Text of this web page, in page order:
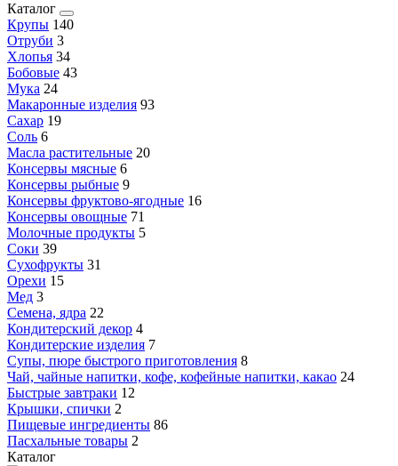
Каталог
Крупы 140
Отруби 3
Хлопья 34
Бобовые 43
Мука 24
Макаронные изделия 93
Сахар 19
Соль 6
Масла растительные 20
Консервы мясные 6
Консервы рыбные 9
Консервы фруктово-ягодные 16
Консервы овощные 71
Молочные продукты 5
Соки 39
Сухофрукты 31
Орехи 15
Мед 3
Семена, ядра 22
Кондитерский декор 4
Кондитерские изделия 7
Супы, пюре быстрого приготовления 8
Чай, чайные напитки, кофе, кофейные напитки, какао 24
Быстрые завтраки 12
Крышки, спички 2
Пищевые ингредиенты 86
Пасхальные товары 2
Каталог